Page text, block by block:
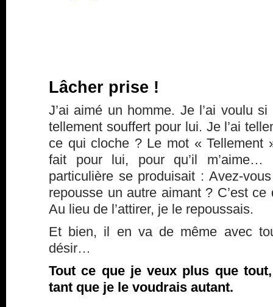
Lâcher prise !
J’ai aimé un homme. Je l’ai voulu
tellement souffert pour lui. Je l’ai
ce qui cloche ? Le mot « Tellement
fait pour lui, pour qu’il m’aime…
particulière se produisait : Avez-
repousse un autre aimant ? C’est
Au lieu de l’attirer, je le repoussais.
Et bien, il en va de même avec
désir…
Tout ce que je veux plus que
tant que je le voudrais autant.